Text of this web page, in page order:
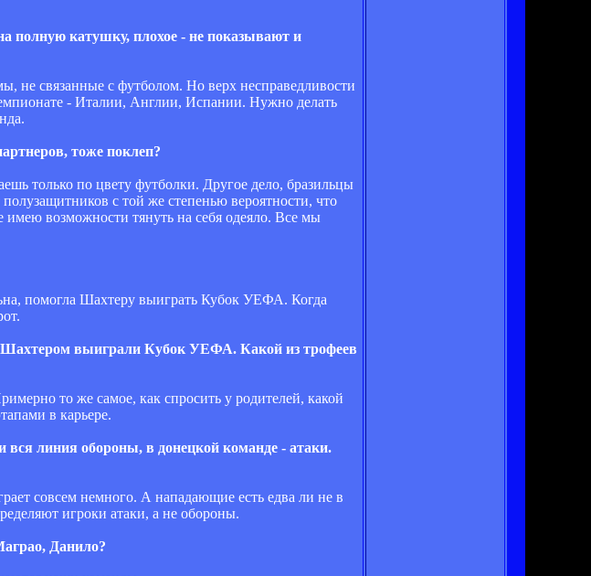
полную катушку, плохое - не показывают и
не связанные с футболом. Но верх несправедливости
- Италии, Англии, Испании. Нужно делать
тоже поклеп?
только по цвету футболки. Другое дело, бразильцы
с той же степенью вероятности, что
возможности тянуть на себя одеяло. Все мы
помогла Шахтеру выиграть Кубок УЕФА. Когда
Шахтером выиграли Кубок УЕФА. Какой из трофеев
то же самое, как спросить у родителей, какой
в карьере.
вся линия обороны, в донецкой команде - атаки.
совсем немного. А нападающие есть едва ли не в
игроки атаки, а не обороны.
Данило?